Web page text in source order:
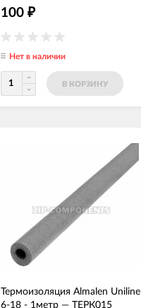
100 ₽
Нет в наличии
В КОРЗИНУ
Термоизоляция Almalen Uniline
6-18 - 1метр — ТЕРК015